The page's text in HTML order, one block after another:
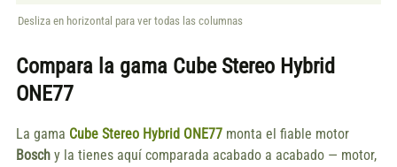
Desliza en horizontal para ver todas las columnas
Compara la gama Cube Stereo Hybrid
ONE77
La gama Cube Stereo Hybrid ONE77monta el fiable motor
Boschy la tienes aquí comparada acabado a acabado — motor,